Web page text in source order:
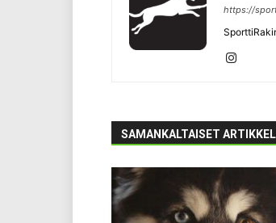
https://
SAMANKALTAISET